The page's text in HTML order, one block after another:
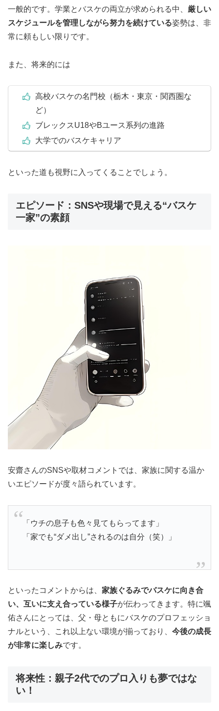
一般的です。学業とバスケの両立が求められる中、 厳しい
スケジュールを管理しながら努力を続けている姿勢は、非
常に頼もしい限りです。
また、将来的には
高校バスケの名門校（栃木・東京・関西圏な
ど）
ブレックスU18やBユース系列の進路
大学でのバスケキャリア
といった道も視野に入ってくることでしょう。
エピソード：SNSや現場で見える“バスケ
一家”の素顔
安齋さんのSNSや取材コメントでは、家族に関する温か
いエピソードが度々語られています。
「ウチの息子も色々見てもらってます」
「家でも“ダメ出し”されるのは自分（笑）」
といったコメントからは、 家族ぐるみでバスケに向き合
い、互いに支え合っている様子が伝わってきます。特に颯
佑さんにとっては、父・母ともにバスケのプロフェッショ
ナルという、これ以上ない環境が揃っており、 今後の成長
が非常に楽しみです。
将来性：親子2代でのプロ入りも夢ではな
い！